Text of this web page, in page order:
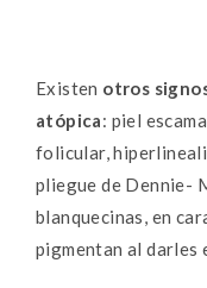
Existen otros
atópica: piel
folicular,
pliegue de Dennie-
blanquecinas, en
pigmentan al darles